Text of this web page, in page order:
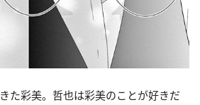
た彩美。哲也は彩美のことが好きだ